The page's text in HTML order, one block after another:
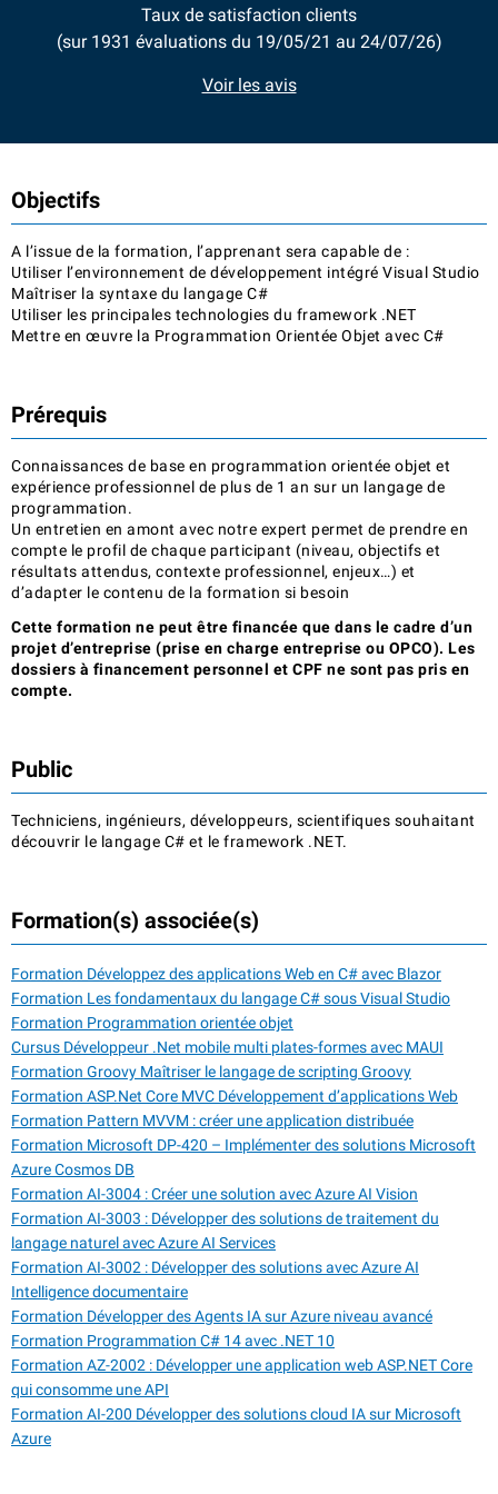
Taux de satisfaction clients
(sur 1931 évaluations du 19/05/21 au 24/07/26)
Voir les avis
Objectifs
A l’issue de la formation, l’apprenant sera capable de :
Utiliser l’environnement de développement intégré Visual Studio
Maîtriser la syntaxe du langage C#
Utiliser les principales technologies du framework .NET
Mettre en œuvre la Programmation Orientée Objet avec C#
Prérequis
Connaissances de base en programmation orientée objet et
expérience professionnel de plus de 1 an sur un langage de
programmation.
Un entretien en amont avec notre expert permet de prendre en
compte le profil de chaque participant (niveau, objectifs et
résultats attendus, contexte professionnel, enjeux…) et
d’adapter le contenu de la formation si besoin
Cette formation ne peut être financée que dans le cadre d’un
projet d’entreprise (prise en charge entreprise ou OPCO). Les
dossiers à financement personnel et CPF ne sont pas pris en
compte.
Public
Techniciens, ingénieurs, développeurs, scientifiques souhaitant
découvrir le langage C# et le framework .NET.
Formation(s) associée(s)
Formation Développez des applications Web en C# avec Blazor
Formation Les fondamentaux du langage C# sous Visual Studio
Formation Programmation orientée objet
Cursus Développeur .Net mobile multi plates-formes avec MAUI
Formation Groovy Maîtriser le langage de scripting Groovy
Formation ASP.Net Core MVC Développement d’applications Web
Formation Pattern MVVM : créer une application distribuée
Formation Microsoft DP-420 – Implémenter des solutions Microsoft
Azure Cosmos DB
Formation AI-3004 : Créer une solution avec Azure AI Vision
Formation AI-3003 : Développer des solutions de traitement du
langage naturel avec Azure AI Services
Formation AI-3002 : Développer des solutions avec Azure AI
Intelligence documentaire
Formation Développer des Agents IA sur Azure niveau avancé
Formation Programmation C# 14 avec .NET 10
Formation AZ-2002 : Développer une application web ASP.NET Core
qui consomme une API
Formation AI-200 Développer des solutions cloud IA sur Microsoft
Azure